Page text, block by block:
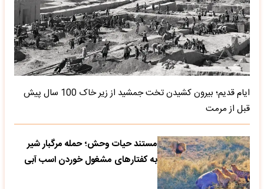
ایام قدیم؛ بیرون کشیدن تخت جمشید از زیر خاک 100 سال پیش
قبل از مرمت
مستند حیات وحش؛ حمله مرگبار شیر
به کفتارهای مشغول خوردن اسب آبی